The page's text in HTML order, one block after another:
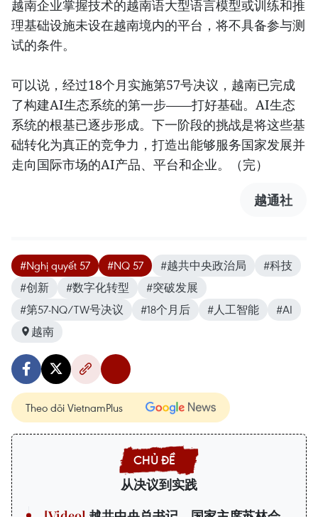
越南企业掌握技术的越南语大型语言模型或训练和推
理基础设施未设在越南境内的平台，将不具备参与测
试的条件。
可以说，经过18个月实施第57号决议，越南已完成
了构建AI生态系统的第一步——打好基础。AI生态
系统的根基已逐步形成。下一阶段的挑战是将这些基
础转化为真正的竞争力，打造出能够服务国家发展并
走向国际市场的AI产品、平台和企业。（完）
越通社
#Nghị quyết 57 #NQ 57 #越共中央政治局
#科技
#创新
#数字化转型
#突破发展
#第57-NQ/TW号决议
#18个月后 #人工智能
#AI
越南
Theo dõi VietnamPlus
从决议到实践